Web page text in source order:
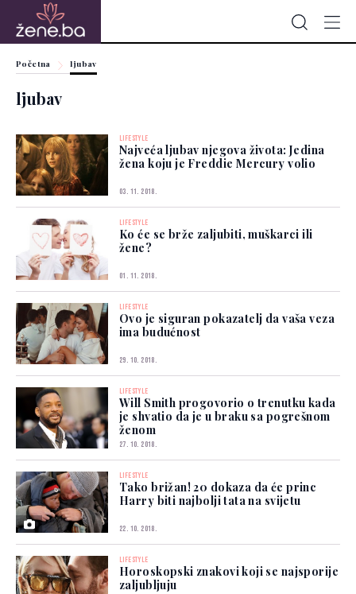
Početna ljubav
ljubav
LIFESTYLE
Najveća ljubav njegova života: Jedina
žena koju je Freddie Mercury volio
03. 11. 2018.
LIFESTYLE
Ko će se brže zaljubiti, muškarci ili
žene?
01. 11. 2018.
LIFESTYLE
Ovo je siguran pokazatelj da vaša veza
ima budućnost
29. 10. 2018.
LIFESTYLE
Will Smith progovorio o trenutku kada
je shvatio da je u braku sa pogrešnom
ženom
27. 10. 2018.
LIFESTYLE
Tako brižan! 20 dokaza da će princ
Harry biti najbolji tata na svijetu
22. 10. 2018.
LIFESTYLE
Horoskopski znakovi koji se najsporije
zaljubljuju